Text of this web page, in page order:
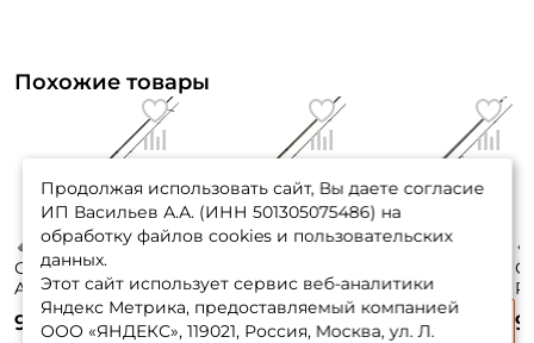
Похожие товары
Спиннинг Maximus
Advisor Jig 23MH
230 см. 10-42 гр.
9 485 ₽
High Energy Z Jig
MJSSHEZ23MH 230
см. 10-45 гр.
10 645 ₽
Rexar 229см. 5-21гр.
129гр. extra fast /
762M
8 895 ₽ 9
Продолжая использовать сайт, Вы даете согласие
ИП Васильев А.А. (ИНН 501305075486) на
обработку файлов cookies и пользовательских
данных.
Этот сайт использует сервис веб-аналитики
Яндекс Метрика, предоставляемый компанией
ООО «ЯНДЕКС», 119021, Россия, Москва, ул. Л.